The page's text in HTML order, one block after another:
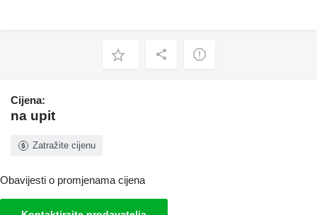
Cijena:
na upit
Zatražite cijenu
Obavijesti o promjenama cijena